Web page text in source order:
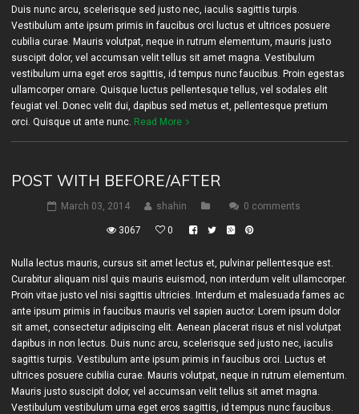
Duis nunc arcu, scelerisque sed justo nec, iaculis sagittis turpis.
Vestibulum ante ipsum primis in faucibus orci luctus et ultrices posuere
cubilia curae. Mauris volutpat, neque in rutrum elementum, mauris justo
suscipit dolor, vel accumsan velit tellus sit amet magna. Vestibulum
vestibulum urna eget eros sagittis, id tempus nunc faucibus. Proin egestas
ullamcorper ornare. Quisque luctus pellentesque tellus, vel sodales elit
feugiat vel. Donec velit dui, dapibus sed metus et, pellentesque pretium
orci. Quisque ut ante nunc. Read More
POST WITH BEFORE/AFTER
March 03, 2014 shahin 0 comments
3067 0
Nulla lectus mauris, cursus sit amet lectus et, pulvinar pellentesque est.
Curabitur aliquam nisl quis mauris euismod, non interdum velit ullamcorper.
Proin vitae justo vel nisi sagittis ultricies. Interdum et malesuada fames ac
ante ipsum primis in faucibus mauris vel sapien auctor. Lorem ipsum dolor
sit amet, consectetur adipiscing elit. Aenean placerat risus et nisl volutpat
dapibus in non lectus. Duis nunc arcu, scelerisque sed justo nec, iaculis
sagittis turpis. Vestibulum ante ipsum primis in faucibus orci. Luctus et
ultrices posuere cubilia curae. Mauris volutpat, neque in rutrum elementum.
Mauris justo suscipit dolor, vel accumsan velit tellus sit amet magna.
Vestibulum vestibulum urna eget eros sagittis, id tempus nunc faucibus.